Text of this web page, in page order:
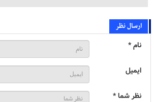
ارسال نظر
نام *
ایمیل
نظر شما *